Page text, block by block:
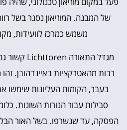
של המבנה. המוזיאון נסגר בשל
משמש כמרכז לוועידות,
מגדל התאורה Lichttoren קשור
רבות מהאטרקציות באיינדהובן.
בעבר, הקומות העליונות שימשו
סבילות עבור הנורות השונות.
הפסקה, עד שנשרפו. בשל האור